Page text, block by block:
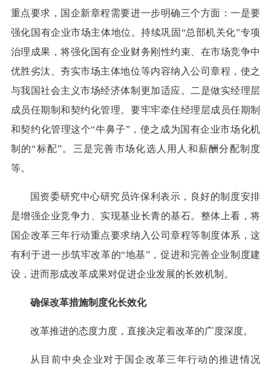
重点要求，国企新章程需要进一步明确三个方面：一是要
强化国有企业市场主体地位。持续巩固“总部机关化”专项
治理成果，将强化国有企业财务刚性约束、在市场竞争中
优胜劣汰、夯实市场主体地位等内容纳入公司章程，使之
与我国社会主义市场经济体制更加适应。二是做实经理层
成员任期制和契约化管理。要牢牢牵住经理层成员任期制
和契约化管理这个“牛鼻子”，使之成为国有企业市场化机
制的“标配”。三是完善市场化选人用人和薪酬分配制度
等。
国资委研究中心研究员许保利表示，良好的制度安排
是增强企业竞争力、实现基业长青的基石。整体上看，将
国企改革三年行动重点要求纳入公司章程等制度体系，这
有利于进一步筑牢改革的“地基”，促进和完善企业制度建
设，进而形成改革成果对促进企业发展的长效机制。
确保改革措施制度化长效化
改革推进的态度力度，直接决定着改革的广度深度。
从目前中央企业对于国企改革三年行动的推进情况